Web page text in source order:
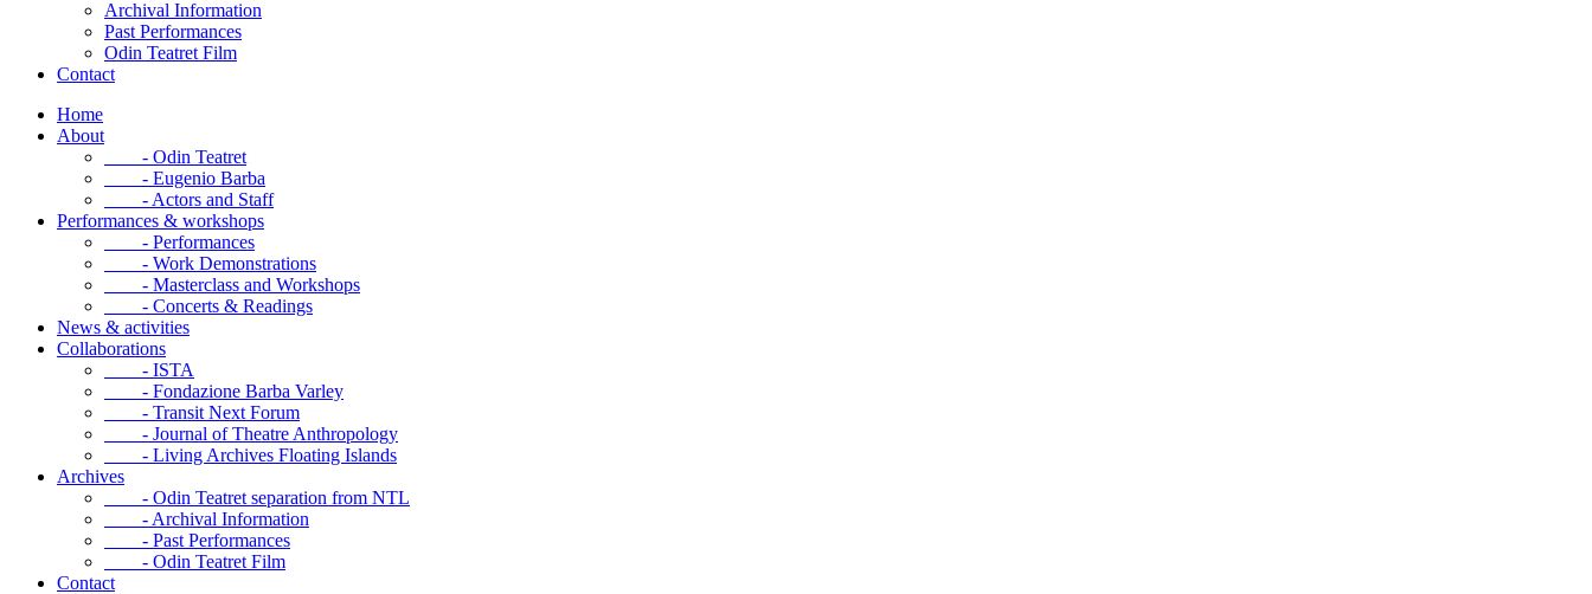
Archival Information
Past Performances
Odin Teatret Film
Contact
Home
About
- Odin Teatret
- Eugenio Barba
- Actors and Staff
Performances & workshops
- Performances
- Work Demonstrations
- Masterclass and Workshops
- Concerts & Readings
News & activities
Collaborations
- ISTA
- Fondazione Barba Varley
- Transit Next Forum
- Journal of Theatre Anthropology
- Living Archives Floating Islands
Archives
- Odin Teatret separation from NTL
- Archival Information
- Past Performances
- Odin Teatret Film
Contact